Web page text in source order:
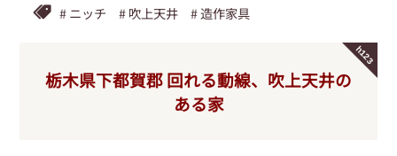
ニッチ 吹上天井 造作家具
h123
栃木県下都賀郡回れる動線、吹上天井の
ある家